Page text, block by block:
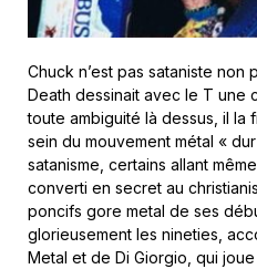
Chuck n’est pas sataniste non
Death dessinait avec le T une
toute ambiguité là dessus, il la
sein du mouvement métal «
satanisme, certains allant
converti en secret au
poncifs gore metal de ses
glorieusement les nineties,
Metal et de Di Giorgio, qui